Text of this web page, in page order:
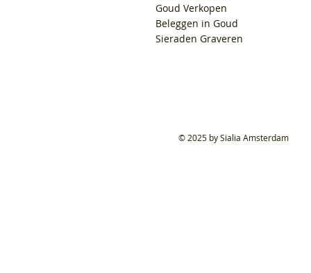
Goud Verkopen
Beleggen in Goud
Sieraden Graveren
© 2025 by Sialia Amsterdam